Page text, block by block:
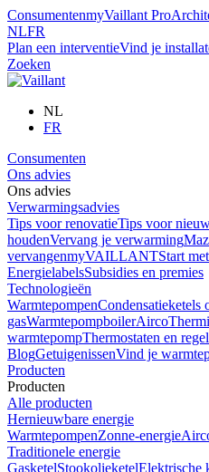
ConsumentenmyVaillant Pro
NLFR
Plan een interventieVind je
Zoeken
NL
FR
Consumenten
Ons advies
Ons advies
Verwarmingsadvies
Tips voor renovatieTips voor
houdenVervang je verwarming
vervangenmyVAILLANTStart
EnergielabelsSubsidies en premies
Technologieën
WarmtepompenCondensatieketels
gasWarmtepompboilerAirco
warmtepompThermostaten en
BlogGetuigenissenVind je
Producten
Producten
Alle producten
Hernieuwbare energie
WarmtepompenZonne-energie
Traditionele energie
GasketelStookolieketelElektrische